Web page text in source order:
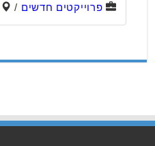
פרוייקטים חדשים /